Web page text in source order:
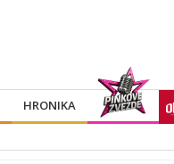
HRONIKA